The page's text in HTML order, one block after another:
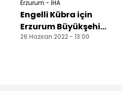
Erzurum - İHA
Engelli Kübra için
Erzurum Büyükşehir
Belediyesi yol yaptı
26 Haziran 2022 - 13:00